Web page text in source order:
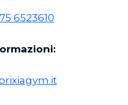
6523610